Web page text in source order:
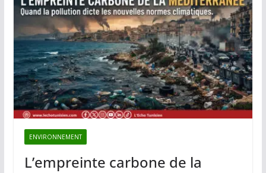
ENVIRONNEMENT
L’empreinte carbone de la